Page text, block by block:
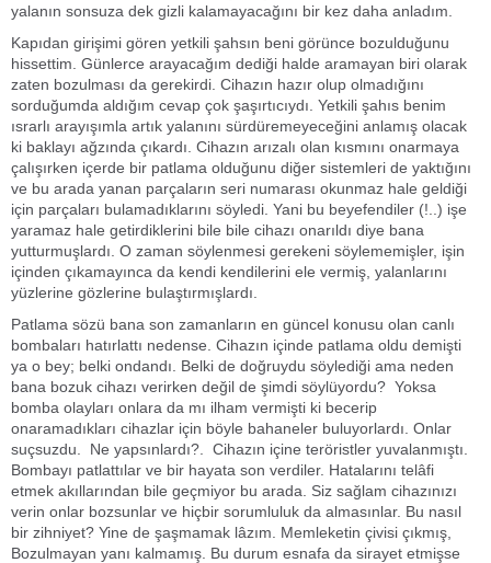
yalanın sonsuza dek gizli kalamayacağını bir kez daha anladım.
Kapıdan girişimi gören yetkili şahsın beni görünce bozulduğunu
hissettim. Günlerce arayacağım dediği halde aramayan biri olarak
zaten bozulması da gerekirdi. Cihazın hazır olup olmadığını
sorduğumda aldığım cevap çok şaşırtıcıydı. Yetkili şahıs benim
ısrarlı arayışımla artık yalanını sürdüremeyeceğini anlamış olacak
ki baklayı ağzında çıkardı. Cihazın arızalı olan kısmını onarmaya
çalışırken içerde bir patlama olduğunu diğer sistemleri de yaktığını
ve bu arada yanan parçaların seri numarası okunmaz hale geldiği
için parçaları bulamadıklarını söyledi. Yani bu beyefendiler (!..) işe
yaramaz hale getirdiklerini bile bile cihazı onarıldı diye bana
yutturmuşlardı. O zaman söylenmesi gerekeni söylememişler, işin
içinden çıkamayınca da kendi kendilerini ele vermiş, yalanlarını
yüzlerine gözlerine bulaştırmışlardı.
Patlama sözü bana son zamanların en güncel konusu olan canlı
bombaları hatırlattı nedense. Cihazın içinde patlama oldu demişti
ya o bey; belki ondandı. Belki de doğruydu söylediği ama neden
bana bozuk cihazı verirken değil de şimdi söylüyordu? Yoksa
bomba olayları onlara da mı ilham vermişti ki becerip
onaramadıkları cihazlar için böyle bahaneler buluyorlardı. Onlar
suçsuzdu. Ne yapsınlardı?. Cihazın içine teröristler yuvalanmıştı.
Bombayı patlattılar ve bir hayata son verdiler. Hatalarını telâfi
etmek akıllarından bile geçmiyor bu arada. Siz sağlam cihazınızı
verin onlar bozsunlar ve hiçbir sorumluluk da almasınlar. Bu nasıl
bir zihniyet? Yine de şaşmamak lâzım. Memleketin çivisi çıkmış,
Bozulmayan yanı kalmamış. Bu durum esnafa da sirayet etmişse